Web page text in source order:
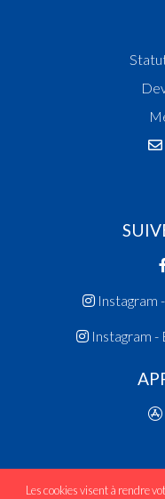
Instagram
Instagram -
Les cookies visent à rendre